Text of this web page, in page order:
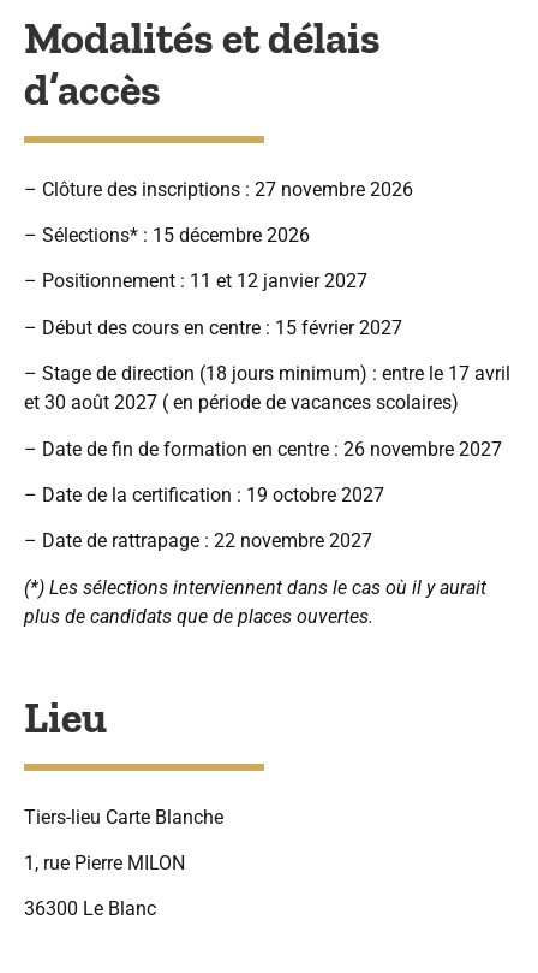
Modalités et délais
d’accès
– Clôture des inscriptions : 27 novembre 2026
– Sélections* : 15 décembre 2026
– Positionnement : 11 et 12 janvier 2027
– Début des cours en centre : 15 février 2027
– Stage de direction (18 jours minimum) : entre le 17 avril
et 30 août 2027 ( en période de vacances scolaires)
– Date de fin de formation en centre : 26 novembre 2027
– Date de la certification : 19 octobre 2027
– Date de rattrapage : 22 novembre 2027
(*) Les sélections interviennent dans le cas où il y aurait
plus de candidats que de places ouvertes.
Lieu
Tiers-lieu Carte Blanche
1, rue Pierre MILON
36300 Le Blanc